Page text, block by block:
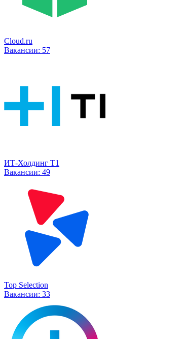
Cloud.ru
Вакансии: 57
ИТ-Холдинг Т1
Вакансии: 49
Top Selection
Вакансии: 33